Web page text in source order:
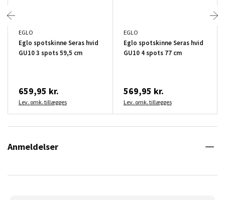
EGLO
Eglo spotskinne Seras hvid
GU10 3 spots 59,5 cm
659,95 kr.
Lev. omk. tillægges
EGLO
Eglo spotskinne Seras hvid
GU10 4 spots 77 cm
569,95 kr.
Lev. omk. tillægges
Anmeldelser